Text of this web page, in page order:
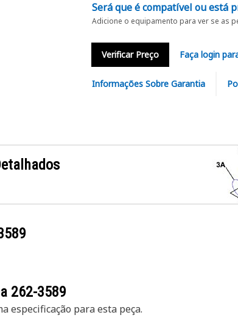
Será que é compatível ou está
Adicione o equipamento para ver se as
Verificar Preço Faça login
Informações Sobre Garantia
262-3589
especificação para esta peça.